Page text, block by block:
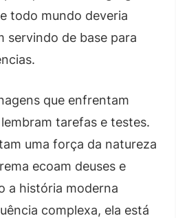
todo mundo deveria
servindo de base para
que enfrentam
tarefas e testes.
uma força da natureza
ecoam deuses e
a história moderna
complexa, ela está